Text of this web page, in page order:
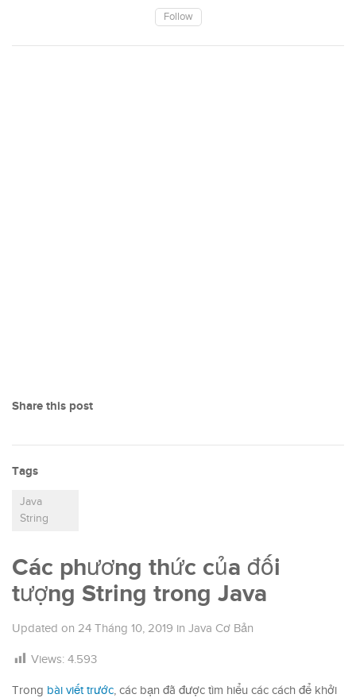
Follow
Share this post
Tags
Java
String
Các phương thức của đối
tượng String trong Java
Updated on 24 Tháng 10, 2019 in Java Cơ Bản
Views: 4.593
Trong bài viết trước, các bạn đã được tìm hiểu các cách để khởi